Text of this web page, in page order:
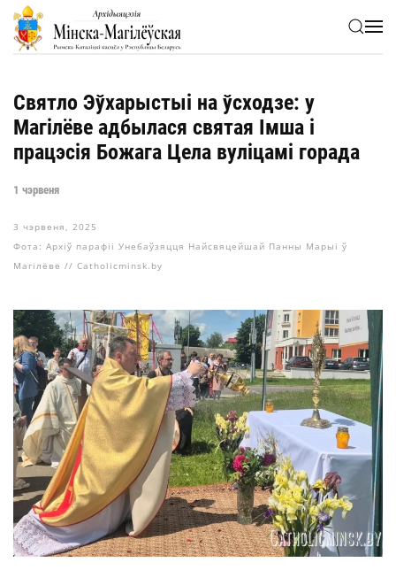
Skip to main content
Святло Эўхарыстыі на ўсходзе: у
Магілёве адбылася святая Імша і
працэсія Божага Цела вуліцамі горада
1 чэрвеня
3 чэрвеня, 2025
Фота: Архіў парафіі Унебаўзяцця Найсвяцейшай Панны Марыі ў
Магілёве // Catholicminsk.by